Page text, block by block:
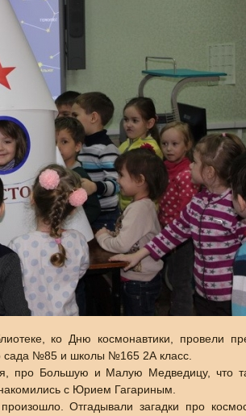
ко Дню космонавтики, провели
сада №85 и школы №165 2А класс.
про Большую и Малую Медведицу, что
с Юрием Гагариным.
Отгадывали загадки про